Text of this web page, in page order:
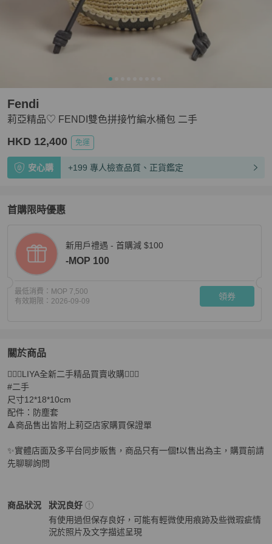
莉亞精品♡ FENDI雙色拼接竹編水桶包 二手
Fendi
HKD 12,400 免運
安心購 +199 專人檢查品質、正貨鑑定
首購限時優惠
新用戶禮遇 - 首購減 $100
-MOP 100
最低消費： MOP 7,500
有效期限： 2026-09-09 領券
關於商品
關於莉亞精品♡ FENDI雙色拼接竹編水桶包 二手
🧚🏻‍♀️LIYA全新二手精品買賣收購🧚🏻‍♀️
#二手
尺寸12*18*10cm
配件：防塵套
🔺商品售出皆附上莉亞店家購買保證單
✨實體店面及多平台同步販售，商品只有一個❗️以售出為主，購買前請
先聊聊詢問
商品狀況
Fendi女包 商品狀態與細節
狀況良好
有使用過但保存良好，可能有輕微使用痕跡及些微瑕疵情
況於照片及文字描述呈現